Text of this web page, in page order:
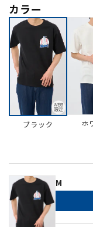
カラー
ブラック ホ
M